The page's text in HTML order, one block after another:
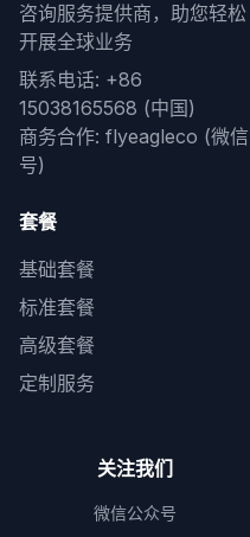
咨询服务提供商，助您轻松
开展全球业务
联系电话: +86
15038165568 (中国)
商务合作: flyeagleco (微信
号)
套餐
基础套餐
标准套餐
高级套餐
定制服务
关注我们
微信公众号